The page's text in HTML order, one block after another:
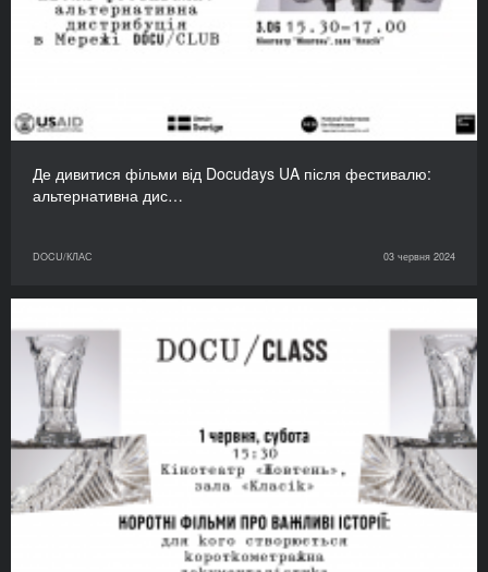
Де дивитися фільми від Docudays UA після фестивалю:
альтернативна дис…
DOCU/КЛАС 03 червня 2024